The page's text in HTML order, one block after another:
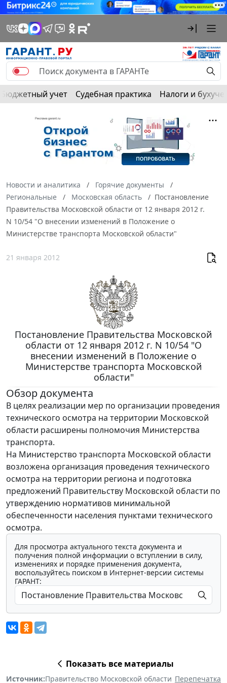
Бюджетный учет Судебная практика Налоги и
Новости и аналитика
Горячие документы
Региональные
Московская область
Постановление
Правительства Московской области от 12 января 2012 г.
N 10/54 "О внесении изменений в Положение о
Министерстве транспорта Московской области"
21 января 2012
Постановление Правительства Московской
области от 12 января 2012 г. N 10/54 "О
внесении изменений в Положение о
Министерстве транспорта Московской
области"
Обзор документа
В целях реализации мер по организации проведения
технического осмотра на территории Московской
области расширены полномочия Министерства
транспорта.
На Министерство транспорта Московской области
возложена организация проведения технического
осмотра на территории региона и подготовка
предложений Правительству Московской области по
утверждению нормативов минимальной
обеспеченности населения пунктами технического
осмотра.
Для просмотра актуального текста документа и
получения полной информации о вступлении в силу,
изменениях и порядке применения документа,
воспользуйтесь поиском в Интернет-версии системы
ГАРАНТ:
Показать все материалы
Источник:Правительство Московской области Перепечатка